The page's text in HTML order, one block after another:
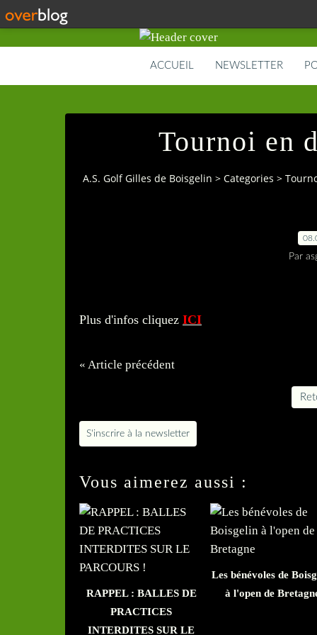
ACCUEIL NEWSLETTER
Tournoi en
A.S. Golf Gilles de Boisgelin > Categories >
Par
Plus d'infos cliquez ICI
« Article précédent
S'inscrire à la newsletter
Vous aimerez aussi :
RAPPEL : BALLES DE
PRACTICES
INTERDITES SUR LE
Les bénévoles de
à l'open de